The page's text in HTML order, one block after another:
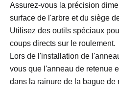
Assurez-vous la précision
surface de l'arbre et du siège
Utilisez des outils spéciaux
coups directs sur le roulement.
Lors de l'installation de
vous que l'anneau de retenue
dans la rainure de la bague de